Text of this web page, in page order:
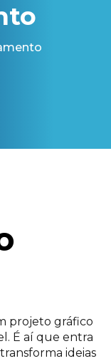
projeto gráfico
É aí que entra
ideias